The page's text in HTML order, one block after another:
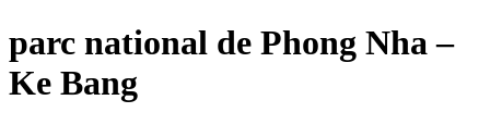
parc national de Phong Nha –
Ke Bang